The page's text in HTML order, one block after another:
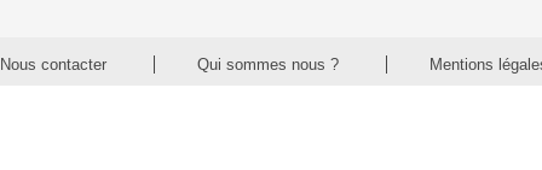
Nous contacter Qui sommes nous ? Mentions